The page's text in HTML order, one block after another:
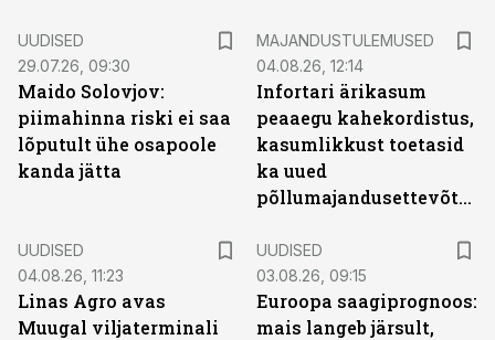
UUDISED
29.07.26, 09:30
Maido Solovjov:
piimahinna riski ei saa
lõputult ühe osapoole
kanda jätta
MAJANDUSTULEMUSED
04.08.26, 12:14
Infortari ärikasum
peaaegu kahekordistus,
kasumlikkust toetasid
ka uued
põllumajandusettevõtted
UUDISED
04.08.26, 11:23
Linas Agro avas
Muugal viljaterminali
UUDISED
03.08.26, 09:15
Euroopa saagiprognoos:
mais langeb järsult,